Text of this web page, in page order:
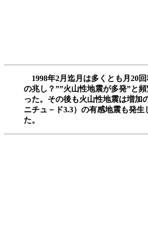
1998年2月迄月は多くとも月20
の兆し？””火山性地震が多発”と
った。その後も火山性地震は増加
ニチュ－ド3.3）の有感地震も発
た。